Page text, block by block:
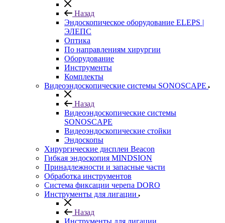
Назад
Эндоскопическое оборудование ELEPS |
ЭЛЕПС
Оптика
По направлениям хирургии
Оборудование
Инструменты
Комплекты
Видеоэндоскопические системы SONOSCAPE
Назад
Видеоэндоскопические системы
SONOSCAPE
Видеоэндоскопические стойки
Эндоскопы
Хирургические дисплеи Beacon
Гибкая эндоскопия MINDSION
Принадлежности и запасные части
Обработка инструментов
Система фиксации черепа DORO
Инструменты для лигации
Назад
Инструменты для лигации